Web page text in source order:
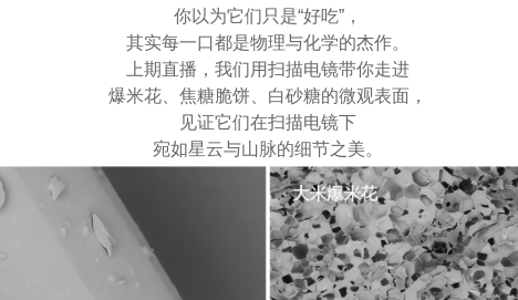
你以为它们只是“好吃”，
其实每一口都是物理与化学的杰作。
上期直播，我们用扫描电镜带你走进
爆米花、焦糖脆饼、白砂糖的微观表面，
见证它们在扫描电镜下
宛如星云与山脉的细节之美。